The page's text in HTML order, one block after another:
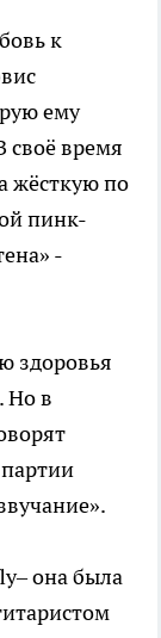
к
ему
своё время
жёсткую по
пинк-
-
здоровья
Но в
она была